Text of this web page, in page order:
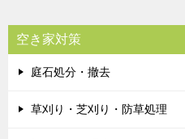
空き家対策
庭石処分・撤去
草刈り・芝刈り・防草処理